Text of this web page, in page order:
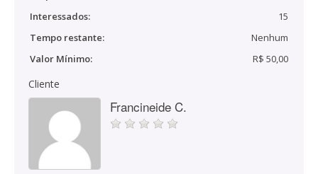
Interessados:
15
Tempo restante:
Nenhum
Valor Mínimo:
R$ 50,00
Cliente
Francineide C.